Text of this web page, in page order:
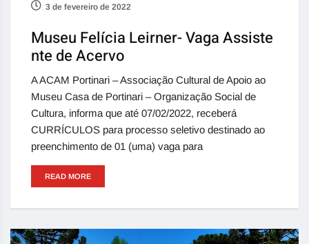
3 de fevereiro de 2022
Museu Felícia Leirner- Vaga Assiste
nte de Acervo
A ACAM Portinari – Associação Cultural de Apoio ao
Museu Casa de Portinari – Organização Social de
Cultura, informa que até 07/02/2022, receberá
CURRÍCULOS para processo seletivo destinado ao
preenchimento de 01 (uma) vaga para
READ MORE